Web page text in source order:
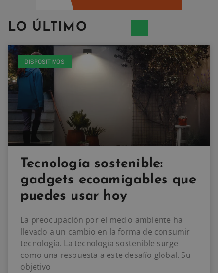
LO ÚLTIMO
DISPOSITIVOS
Tecnología sostenible:
gadgets ecoamigables que
puedes usar hoy
La preocupación por el medio ambiente ha
llevado a un cambio en la forma de consumir
tecnología. La tecnología sostenible surge
como una respuesta a este desafío global. Su
objetivo